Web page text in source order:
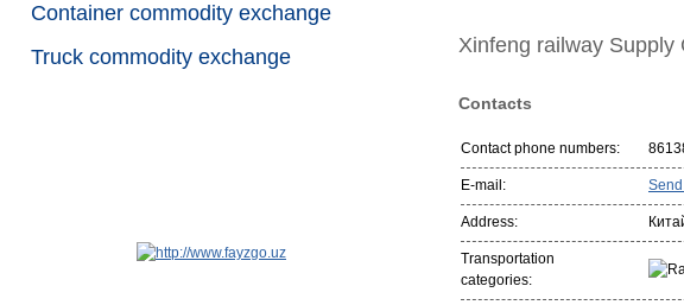
Container commodity exchange
Truck commodity exchange
Xinfeng railway Supply
Contacts
Contact phone numbers:
E-mail:
Address:
Transportation
categories: